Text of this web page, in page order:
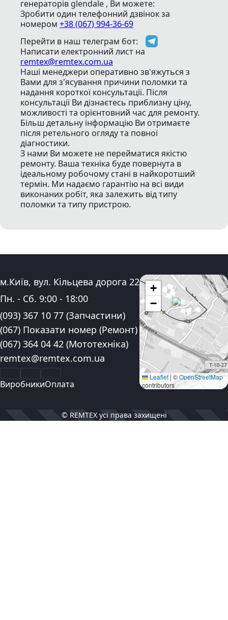
генераторів glendale , Ви можете:
Зробити один телефонний дзвінокза
номером +38 (067) 994-36-69
Перейти в наш телеграм бот:
Написати електронний лист на
remtex@remtex.com.ua
Наші менеджери оперативно зв'яжуться з
Вами для з'ясування причини поломки та
надання короткої консультації. Після
консультації Ви дізнаєтесь приблизну ціну,
можливості та орієнтовний час для ремонту.
Більш детальну інформацію Ви отримаєте
після ретельного огляду та повної
діагностики.
З нами Ви можете не перейматися якістю
ремонту. Ваша техніка буде повернута в
ідеальному робочому стані в найкоротший
термін. Ми надаємо гарантію на всі види
виконаних робіт, яка залежить від типу
поломки та типу пристрою.
Адреса:
м.Київ, вул. Кільцева дорога 22
Графік роботи:
Пн. - Сб. 9:00 - 18:00
Контактні номера телефону:
(093) 367 10 77 (Запчастини)
(067) Показати номер (Ремонт)
(067) 364 04 42 (Мототехніка)
Електронна пошта:
remtex@remtex.com.ua
ВиробникиОплата
+
−
Leaflet | ©OpenStreetMap
contributors
© REMTEX усі права захищені